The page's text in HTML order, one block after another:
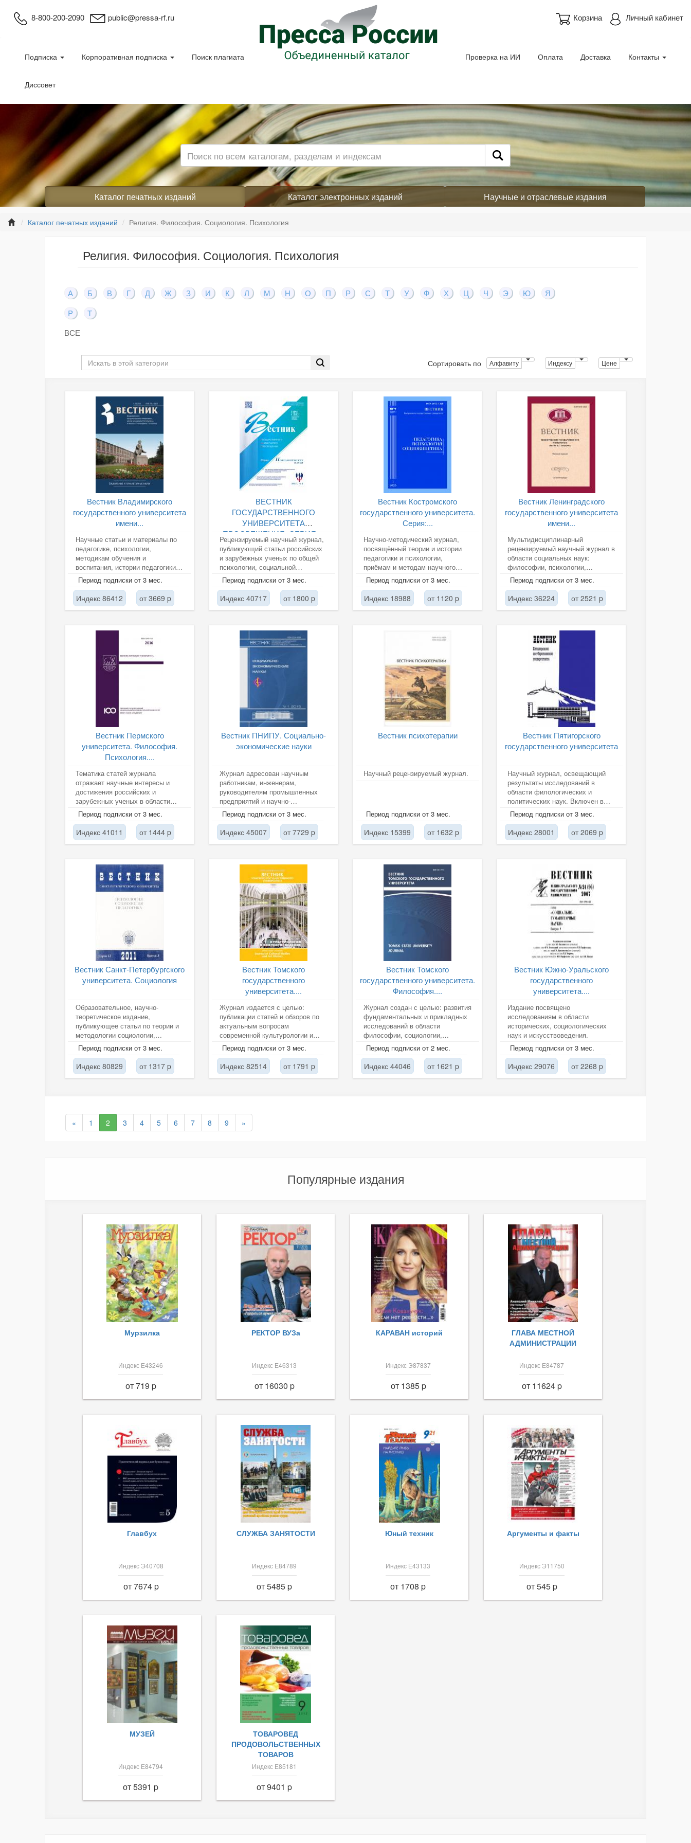
8-800-200-2090 public@pressa-rf.ru Личный кабинет
Корзина
Подписка Корпоративная подписка Поиск плагиата
Диссовет
Проверка на ИИ Оплата Доставка Контакты
Каталог печатных изданий Каталог электронных изданий Научные и отраслевые издания
Каталог печатных изданий Религия. Философия. Социология. Психология
Религия. Философия. Социология. Психология
А Б В Г Д Ж З И К Л М Н О П Р С Т У Ф Х Ц Ч Э Ю
Я
P
T
ВСЕ
Сортировать по Алфавиту Индексу Цене
Вестник Владимирского
государственного университета
имени...
Научные статьи и материалы по
педагогике, психологии,
методикам обучения и
воспитания, истории педагогики и
образования,
профессиональному...
Период подписки от 3 мес.
Индекс 86412 от 3669 p
ВЕСТНИК
ГОСУДАРСТВЕННОГО
УНИВЕРСИТЕТА
ПРОСВЕЩЕНИЯ. СЕРИЯ:...
Рецензируемый научный журнал,
публикующий статьи российских
и зарубежных ученых по общей
психологии, социальной
психологии, психологии
личности,...
Период подписки от 3 мес.
Индекс 40717 от 1800 p
Вестник Костромского
государственного университета.
Серия:...
Научно-методический журнал,
посвящённый теории и истории
педагогики и психологии,
приёмам и методам научного
исследования по истории
образования и...
Период подписки от 3 мес.
Индекс 18988 от 1120 p
Вестник Ленинградского
государственного университета
имени...
Мультидисциплинарный
рецензируемый научный журнал в
области социальных наук:
философии, психологии,
педагогики публикует результаты
оригинальных...
Период подписки от 3 мес.
Индекс 36224 от 2521 p
Вестник Пермского
университета. Философия.
Психология....
Тематика статей журнала
отражает научные интересы и
достижения российских и
зарубежных ученых в области
актуальных комплексных проблем
изучения...
Период подписки от 3 мес.
Индекс 41011 от 1444 p
Вестник ПНИПУ. Социально-
экономические науки
Журнал адресован научным
работникам, инженерам,
руководителям промышленных
предприятий и научно-
исследовательских организаций,
аспирантам и...
Период подписки от 3 мес.
Индекс 45007 от 7729 p
Вестник психотерапии
Научный рецензируемый журнал.
Период подписки от 3 мес.
Индекс 15399 от 1632 p
Вестник Пятигорского
государственного университета
Научный журнал, освещающий
результаты исследований в
области филологических и
политических наук. Включен в
Перечень ведущих
рецензируемых научных...
Период подписки от 3 мес.
Индекс 28001 от 2069 p
Вестник Санкт-Петербургского
университета. Социология
Образовательное, научно-
теоретическое издание,
публикующее статьи по теории и
методологии социологии,
социологии культуры, экономики,
политики,...
Период подписки от 3 мес.
Индекс 80829 от 1317 p
Вестник Томского
государственного
университета....
Журнал издается с целью:
публикации статей и обзоров по
актуальным вопросам
современной культурологии и
искусствоведения; содействия
развитию...
Период подписки от 3 мес.
Индекс 82514 от 1791 p
Вестник Томского
государственного университета.
Философия....
Журнал создан с целью: развития
фундаментальных и прикладных
исследований в области
философии, социологии,
политологии; получения и
распространения...
Период подписки от 2 мес.
Индекс 44046 от 1621 p
Вестник Южно-Уральского
государственного
университета....
Издание посвящено
исследованиям в области
исторических, социологических
наук и искусствоведения.
Период подписки от 3 мес.
Индекс 29076 от 2268 p
« 1 2 3 4 5 6 7 8 9 »
Популярные издания
Мурзилка
Индекс Е43246
от 719 p
РЕКТОР ВУЗа
Индекс Е46313
от 16030 p
КАРАВАН историй
Индекс Э87837
от 1385 p
ГЛАВА МЕСТНОЙ
АДМИНИСТРАЦИИ
Индекс Е84787
от 11624 p
Главбух
Индекс Э40708
от 7674 p
СЛУЖБА ЗАНЯТОСТИ
Индекс Е84789
от 5485 p
Юный техник
Индекс Е43133
от 1708 p
Аргументы и факты
Индекс Э11750
от 545 p
МУЗЕЙ
Индекс Е84794
от 5391 p
ТОВАРОВЕД
ПРОДОВОЛЬСТВЕННЫХ
ТОВАРОВ
Индекс Е85181
от 9401 p